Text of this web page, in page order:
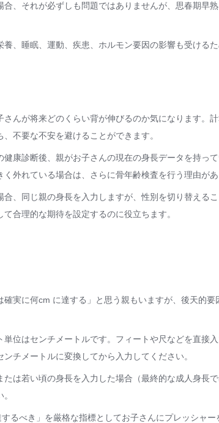
、それが必ずしも問題ではありませんが、思春期早
、睡眠、運動、疾患、ホルモン要因の影響も受ける
さんが将来どのくらい背が伸びるのか気になります。
不要な不安を避けることができます。
健康診断後、親がお子さんの現在の身長データを持っ
外れている場合は、さらに骨年齢検査を行う理由があ
合、同じ親の身長を入力しますが、性別を切り替える
合理的な期待を設定するのに役立ちます。
実に何cm に達する」と思う親もいますが、後天的要
単位はセンチメートルです。フィートや尺などを直接
チメートルに変換してから入力してください。
たは若い頃の身長を入力した場合（最終的な成人身長
するべき」を厳格な指標としてお子さんにプレッシャ